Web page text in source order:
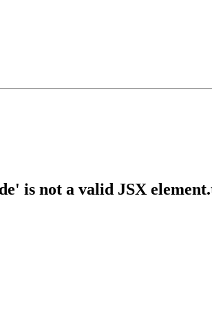
is not a valid JSX